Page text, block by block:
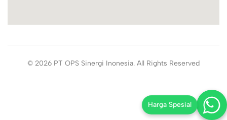
© 2026 PT OPS Sinergi Inonesia. All Rights Reserved
Harga Spesial